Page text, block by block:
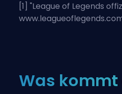
[1] "League of Legends
Was kommt